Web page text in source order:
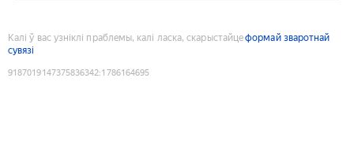
Калі ў вас узніклі праблемы, калі ласка, скарыстайцеформай зваротнай
сувязі
9187019147375836342:1786164695